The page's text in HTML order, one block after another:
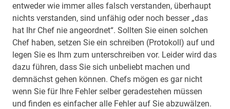
entweder wie immer alles falsch verstanden, überhaupt
nichts verstanden, sind unfähig oder noch besser „das
hat Ihr Chef nie angeordnet“. Sollten Sie einen solchen
Chef haben, setzen Sie ein schreiben (Protokoll) auf und
legen Sie es Ihm zum unterschreiben vor. Leider wird das
dazu führen, dass Sie sich unbeliebt machen und
demnächst gehen können. Chefs mögen es gar nicht
wenn Sie für Ihre Fehler selber geradestehen müssen
und finden es einfacher alle Fehler auf Sie abzuwälzen.